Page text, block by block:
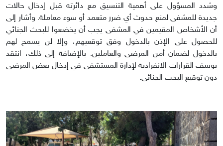
وشدد المسؤول على أهمية التنسيق مع دائرته قبل إدخال حالات
جديدة للمشفى لمنع حدوث أي ضرر متعمد أو سوء معاملة. وأشار إلى
أن الأشخاص المقيمين في المشفى يجب أن يخضعوا للبحث الجنائي
للحصول على الإذن بالدخول وفق توقعيهم، وإلا لن يسمح لهم
بالدخول لضمان أمن المرضى والعاملين. بالإضافة إلى ذلك، انتقد
يوسف القرارات الانفرادية لإدارة المستشفى في إدخال بعض المرضى
دون توقيع البحث الجنائي.